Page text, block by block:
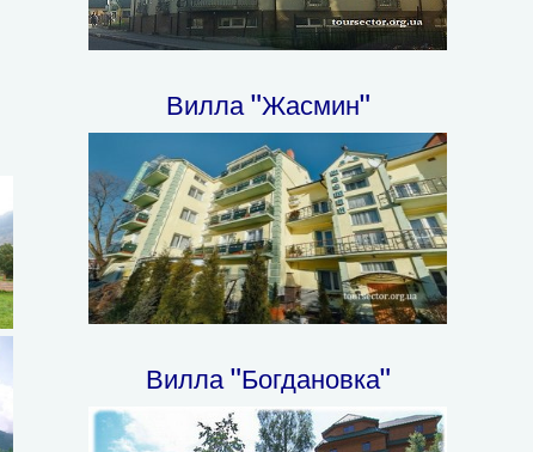
Вилла "Жасмин"
Вилла "Богдановка"